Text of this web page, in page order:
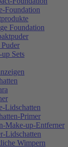
Foundation
Foundation
Sets
Lidschatten
Primer
Make-up-Entferner
Lidschatten
Wimpern